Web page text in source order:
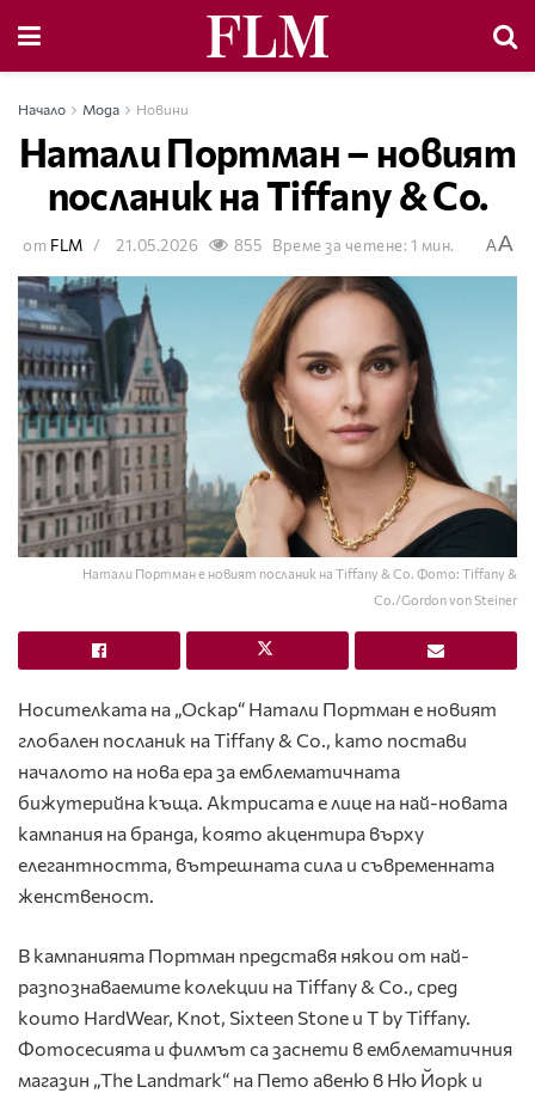
Начало Мода Новини
Натали Портман – новият
посланик на Tiffany & Co.
от FLM 21.05.2026 855 Време за четене: 1 мин. AA
Натали Портман е новият посланик на Tiffany & Co. Фото: Tiffany &
Co./Gordon von Steiner
Носителката на „Оскар“ Натали Портман е новият
глобален посланик на Tiffany & Co., като постави
началото на нова ера за емблематичната
бижутерийна къща. Актрисата е лице на най-новата
кампания на бранда, която акцентира върху
елегантността, вътрешната сила и съвременната
женственост.
В кампанията Портман представя някои от най-
разпознаваемите колекции на Tiffany & Co., сред
които HardWear, Knot, Sixteen Stone и T by Tiffany.
Фотосесията и филмът са заснети в емблематичния
магазин „The Landmark“ на Пето авеню в Ню Йорк и